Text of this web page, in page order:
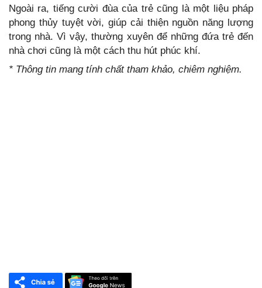
Ngoài ra, tiếng cười đùa của trẻ cũng là một liệu pháp
phong thủy tuyệt vời, giúp cải thiện nguồn năng lượng
trong nhà. Vì vậy, thường xuyên để những đứa trẻ đến
nhà chơi cũng là một cách thu hút phúc khí.
* Thông tin mang tính chất tham khảo, chiêm nghiệm.